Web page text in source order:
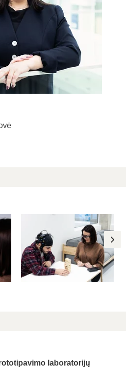
laboratorijų